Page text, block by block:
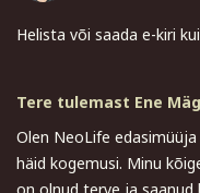
Helista või saada e-kiri
Tere tulemast Ene
Olen NeoLife
häid kogemusi. Minu